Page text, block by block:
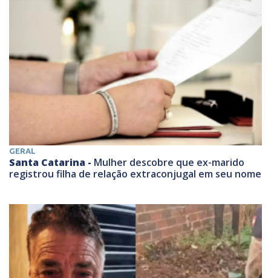
GERAL
Santa Catarina - Mulher descobre que ex-marido
registrou filha de relação extraconjugal em seu nome